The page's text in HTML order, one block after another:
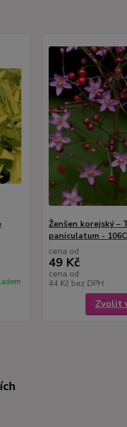
Ženšen korejský –
paniculatum -
cena od
49 Kč
cena od
44 Kč bez DPH
Zvolit